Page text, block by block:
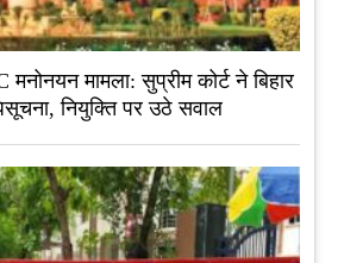
मामला: सुप्रीम कोर्ट ने बिहार
नियुक्ति पर उठे सवाल